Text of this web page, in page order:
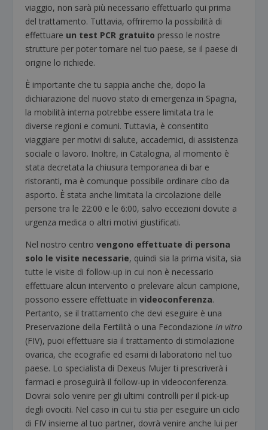
viaggio, non sarà più necessario effettuarlo qui prima
del trattamento. Tuttavia, offriremo la possibilità di
effettuare un test PCR gratuito presso le nostre
strutture per poter tornare nel tuo paese, se il paese di
origine lo richiede.
È importante che tu sappia anche che, dopo la
dichiarazione del nuovo stato di emergenza in Spagna,
la mobilità interna potrebbe essere limitata tra le
diverse regioni e comuni. Tuttavia, è consentito
viaggiare per motivi di salute, accademici, di assistenza
sociale o lavoro. Inoltre, in Catalogna, al momento è
stata decretata la chiusura temporanea di bar e
ristoranti, ma è comunque possibile ordinare cibo da
asporto. È stata anche limitata la circolazione delle
persone tra le 22:00 e le 6:00, salvo eccezioni dovute a
urgenza medica o altri motivi giustificati.
Nel nostro centrovengono effettuate di persona
solo le visite necessarie, quindi sia la prima visita, sia
tutte le visite di follow-up in cui non è necessario
effettuare alcun intervento o prelevare alcun campione,
possono essere effettuate invideoconferenza.
Pertanto, se il trattamento che devi eseguire è una
Preservazione della Fertilità o una Fecondazionein vitro
(FIV), puoi effettuare sia il trattamento di stimolazione
ovarica, che ecografie ed esami di laboratorio nel tuo
paese. Lo specialista di Dexeus Mujer ti prescriverà i
farmaci e proseguirà il follow-up in videoconferenza.
Dovrai solo venire per gli ultimi controlli per il pick-up
degli ovociti. Nel caso in cui tu stia per eseguire un ciclo
di FIV insieme al tuo partner, dovrà venire anche lui per